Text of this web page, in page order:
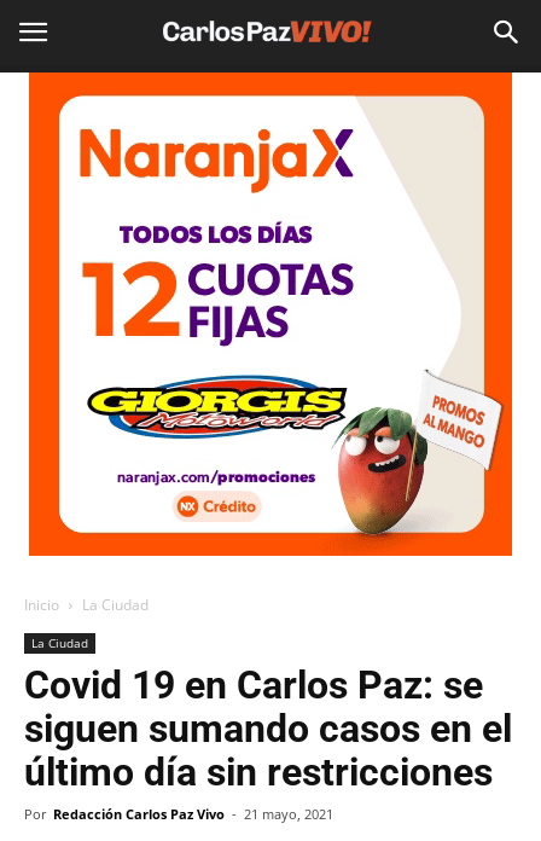
Inicio La Ciudad
La Ciudad
Covid 19 en Carlos Paz: se
siguen sumando casos en el
último día sin restricciones
Por Redacción Carlos Paz Vivo - 21 mayo, 2021